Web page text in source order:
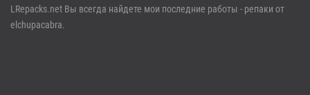
LRepacks.net Вы всегда найдете мои последние работы - репаки от
elchupacabra.